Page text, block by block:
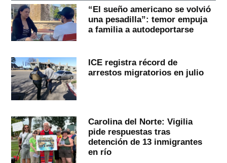
“El sueño americano se volvió
una pesadilla”: temor empuja
a familia a autodeportarse
ICE registra récord de
arrestos migratorios en julio
Carolina del Norte: Vigilia
pide respuestas tras
detención de 13 inmigrantes
en río